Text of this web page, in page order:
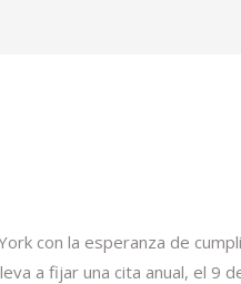
con la esperanza de
a fijar una cita anual, el 9